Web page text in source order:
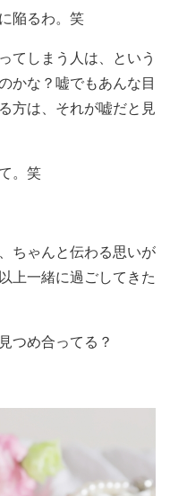
陥るわ。笑
てしまう人は、という
かな？嘘でもあんな目
方は、それが嘘だと見
。笑
ちゃんと伝わる思いが
上一緒に過ごしてきた
つめ合ってる？